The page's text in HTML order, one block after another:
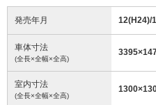
発売年月 12(H24)/
車体寸法
(全長×全幅×全高)
3395×
室内寸法
(全長×全幅×全高)
1300×